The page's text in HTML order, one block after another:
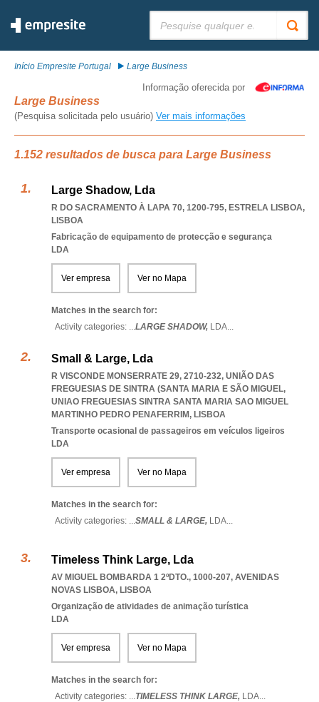
Início Empresite Portugal Large Business
Informação oferecida por
Large Business
(Pesquisa solicitada pelo usuário) Ver mais informações
1.152 resultados de busca para Large Business
Large Shadow, Lda
R DO SACRAMENTO À LAPA 70, 1200-795, ESTRELA LISBOA,
LISBOA
Fabricação de equipamento de protecção e segurança
LDA
Ver empresa Ver no Mapa
Matches in the search for:
Activity categories: ...LARGE SHADOW, LDA...
Small & Large, Lda
R VISCONDE MONSERRATE 29, 2710-232, UNIÃO DAS
FREGUESIAS DE SINTRA (SANTA MARIA E SÃO MIGUEL,
UNIAO FREGUESIAS SINTRA SANTA MARIA SAO MIGUEL
MARTINHO PEDRO PENAFERRIM, LISBOA
Transporte ocasional de passageiros em veículos ligeiros
LDA
Ver empresa Ver no Mapa
Matches in the search for:
Activity categories: ...SMALL & LARGE, LDA...
Timeless Think Large, Lda
AV MIGUEL BOMBARDA 1 2ºDTO., 1000-207, AVENIDAS
NOVAS LISBOA, LISBOA
Organização de atividades de animação turística
LDA
Ver empresa Ver no Mapa
Matches in the search for:
Activity categories: ...TIMELESS THINK LARGE, LDA...